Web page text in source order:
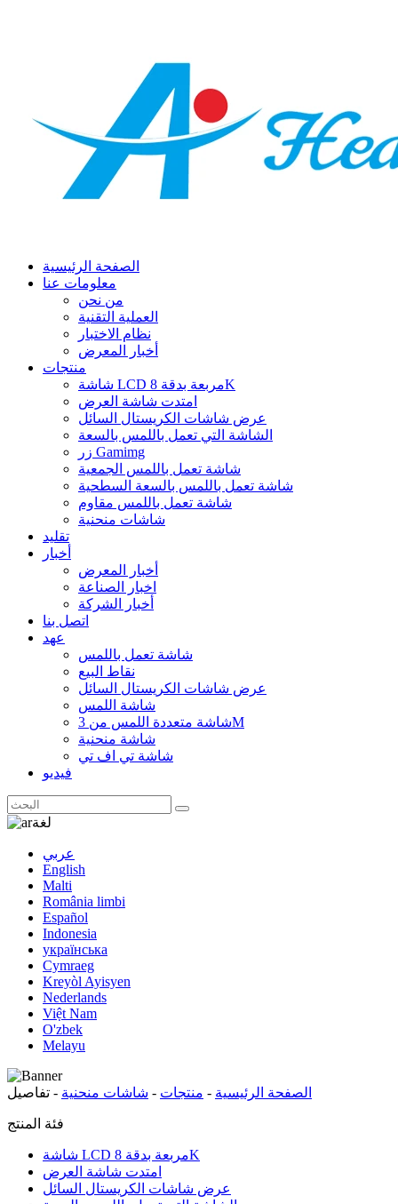
الصفحة الرئيسية
معلومات عنا
من نحن
العملية التقنية
نظام الاختبار
أخبار المعرض
منتجات
شاشة LCD مربعة بدقة 8K
امتدت شاشة العرض
عرض شاشات الكريستال السائل
الشاشة التي تعمل باللمس بالسعة
زر Gamimg
شاشة تعمل باللمس الجمعية
شاشة تعمل باللمس بالسعة السطحية
شاشة تعمل باللمس مقاوم
شاشات منحنية
تقليد
أخبار
أخبار المعرض
اخبار الصناعة
أخبار الشركة
اتصل بنا
عهد
شاشة تعمل باللمس
نقاط البيع
عرض شاشات الكريستال السائل
شاشة اللمس
شاشة متعددة اللمس من 3M
شاشة منحنية
شاشة تي اف تي
فيديو
لغة
عربي
English
Malti
România limbi
Español
Indonesia
українська
Cymraeg
Kreyòl Ayisyen
Nederlands
Việt Nam
O'zbek
Melayu
الصفحة الرئيسية - منتجات - شاشات منحنية - تفاصيل
فئة المنتج
شاشة LCD مربعة بدقة 8K
امتدت شاشة العرض
عرض شاشات الكريستال السائل